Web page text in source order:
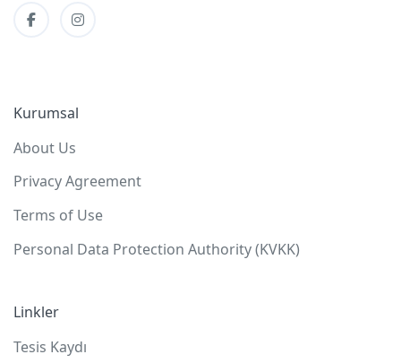
Kurumsal
About Us
Privacy Agreement
Terms of Use
Personal Data Protection Authority (KVKK)
Linkler
Tesis Kaydı